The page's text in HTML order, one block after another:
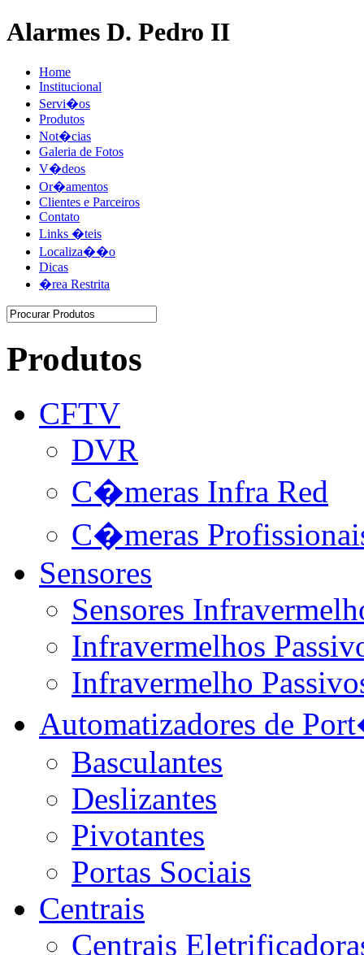
Alarmes D. Pedro II
Home
Institucional
Servi�os
Produtos
Not�cias
Galeria de Fotos
V�deos
Or�amentos
Clientes e Parceiros
Contato
Links �teis
Localiza��o
Dicas
�rea Restrita
Produtos
CFTV
DVR
C�meras Infra Red
C�meras
Sensores
Sensores
Infravermelhos
Infravermelho
Automatizadores de
Basculantes
Deslizantes
Pivotantes
Portas Sociais
Centrais
Centrais